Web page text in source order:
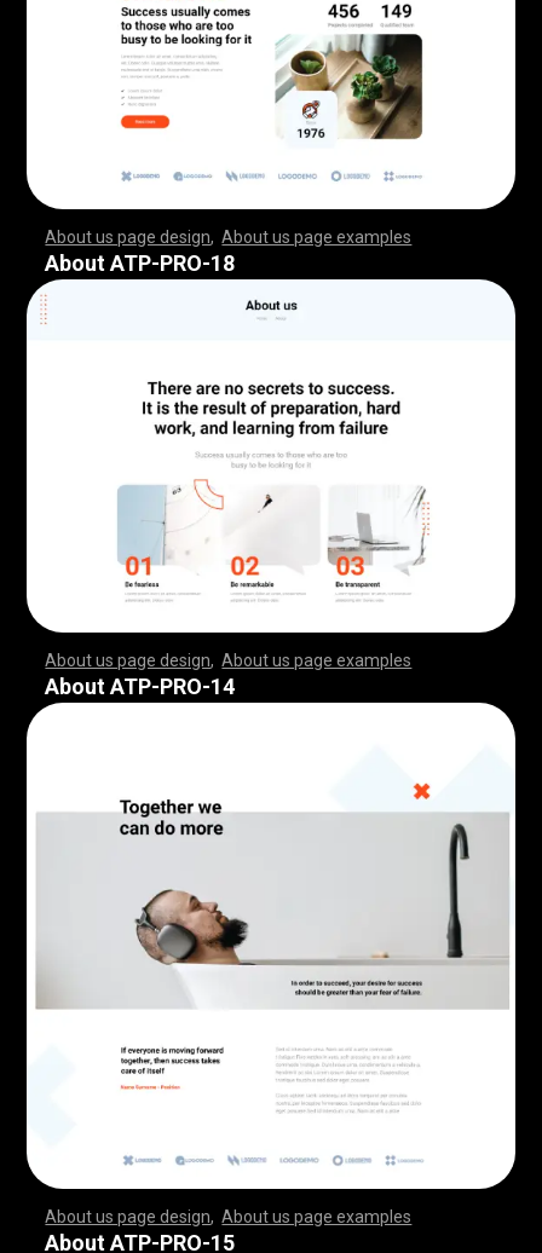
About us page design ,About us page examples
,,,,,,,,,,,,,,,,,,,,,,,, ,,,,,,,,,,,,,,,,,,,,,,,,,,,
,,,,,,,,,,,,,,,,,,,,,,,, ,,,,,,,,,,,,,,,,,,,,,,,,,,,
,,,,,,,,,,,,,,,,,,,,,,,, ,,,,,,,,,,,,,,,,,,,,,,,,,,,
,,,,,,,,,,,,,,,,,,,,,,,, ,,,,,,,,,,,,,,,,,,,,,,,,,,,
,,,,,,,,,,,,,,,,,,,,,,,, ,,,,,,,,,,,,,,,,,,,,,,,,,,,
,,,,,,,,,,,,,,,,,,,,,,,, ,,,,,,,,,,,,,,,,,,,,,,,,,,,
,,,,,,,,,,,,,,,,,,,,,,,, ,,,,,,,,,,,,,,,,,,,,,,,,,,,
,,,,,,,,,,,,,,,,,,,,,,,, ,,,,,,,,,,,,
About ATP-PRO-18
About us page design ,About us page examples
,,,,,,,,,,,,,,,,,,,,,,,, ,,,,,,,,,,,,,,,,,,,,,,,,,,,
,,,,,,,,,,,,,,,,,,,,,,,, ,,,,,,,,,,,,,,,,,,,,,,,,,,,
,,,,,,,,,,,,,,,,,,,,,,,, ,,,,,,,,,,,,,,,,,,,,,,,,,,,
,,,,,,,,,,,,,,,,,,,,,,,, ,,,,,,,,,,,,,,,,,,,,,,,,,,,
,,,,,,,,,,,,,,,,,,,,,,,, ,,,,,,,,,,,,,,,,,,,,,,,,,,,
,,,,,,,,,,,,,,,,,,,,,,,, ,,,,,,,,,,,,,,,,,,,,,,,,,,,
,,,,,,,,,,,,,,,,,,,,,,,, ,,,,,,,,,,,,,,,,,,,,,,,,,,,
,,,,,,,,,,,,,,,,,,,,,,,, ,,,,,,,,,,,,
About ATP-PRO-14
About us page design ,About us page examples
,,,,,,,,,,,,,,,,,,,,,,,, ,,,,,,,,,,,,,,,,,,,,,,,,,,,
,,,,,,,,,,,,,,,,,,,,,,,, ,,,,,,,,,,,,,,,,,,,,,,,,,,,
,,,,,,,,,,,,,,,,,,,,,,,, ,,,,,,,,,,,,,,,,,,,,,,,,,,,
,,,,,,,,,,,,,,,,,,,,,,,, ,,,,,,,,,,,,,,,,,,,,,,,,,,,
,,,,,,,,,,,,,,,,,,,,,,,, ,,,,,,,,,,,,,,,,,,,,,,,,,,,
,,,,,,,,,,,,,,,,,,,,,,,, ,,,,,,,,,,,,,,,,,,,,,,,,,,,
,,,,,,,,,,,,,,,,,,,,,,,, ,,,,,,,,,,,,,,,,,,,,,,,,,,,
,,,,,,,,,,,,,,,,,,,,,,,, ,,,,,,,,,,,,
About ATP-PRO-15